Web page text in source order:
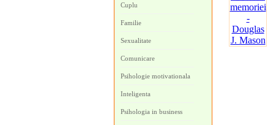
Cuplu
Familie
Sexualitate
Comunicare
Psihologie motivationala
Inteligenta
Psihologia in business